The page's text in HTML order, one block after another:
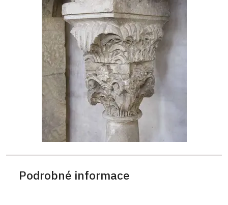
Podrobné informace